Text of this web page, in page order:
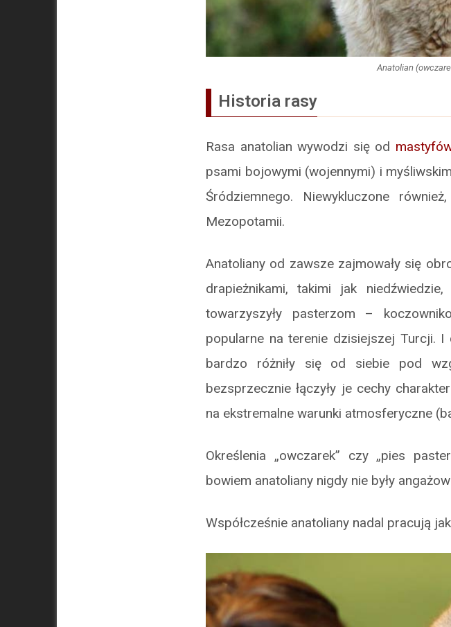
Anatolian
Historia rasy
Rasa anatolian wywodzi się od
psami bojowymi (wojennymi) i
Śródziemnego. Niewykluczone
Mezopotamii.
Anatoliany od zawsze zajmowały się
drapieżnikami, takimi jak
towarzyszyły pasterzom –
popularne na terenie dzisiejszej Turcji.
bardzo różniły się od siebie pod
bezsprzecznie łączyły je cechy
na ekstremalne warunki atmosferyczne
Określenia „owczarek” czy „pies
bowiem anatoliany nigdy nie były
Współcześnie anatoliany nadal pracują